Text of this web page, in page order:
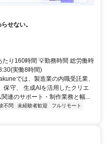
せない。
り160時間 💡勤務時間 総労働時
実働8時間)
では、製造業の内職受託業、
保守、 生成AIを活用したクリエ
連のサポート・制作業務と幅...
不問 未経験者歓迎
フルリモート